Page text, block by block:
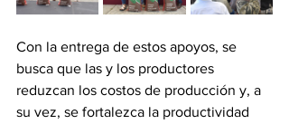
Con la entrega de estos apoyos, se
busca que las y los productores
reduzcan los costos de producción y, a
su vez, se fortalezca la productividad